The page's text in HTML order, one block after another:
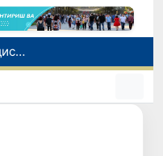
Олимлар Қуёш юзасининг энг аниқ тасвирларини эълон қилишди
Инсультга чалинган ҳамюртимиз Бош консулхона кўмагида Олмаотадан юртимизга қайтарилди